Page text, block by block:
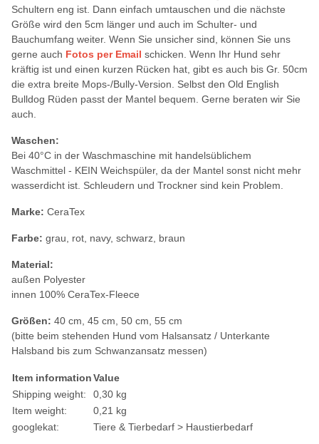
Schultern eng ist. Dann einfach umtauschen und die nächste
Größe wird den 5cm länger und auch im Schulter- und
Bauchumfang weiter. Wenn Sie unsicher sind, können Sie uns
gerne auch Fotos per Email schicken. Wenn Ihr Hund sehr
kräftig ist und einen kurzen Rücken hat, gibt es auch bis Gr. 50cm
die extra breite Mops-/Bully-Version. Selbst den Old English
Bulldog Rüden passt der Mantel bequem. Gerne beraten wir Sie
auch.
Waschen:
Bei 40°C in der Waschmaschine mit handelsüblichem
Waschmittel - KEIN Weichspüler, da der Mantel sonst nicht mehr
wasserdicht ist. Schleudern und Trockner sind kein Problem.
Marke: CeraTex
Farbe: grau, rot, navy, schwarz, braun
Material:
außen Polyester
innen 100% CeraTex-Fleece
Größen: 40 cm, 45 cm, 50 cm, 55 cm
(bitte beim stehenden Hund vom Halsansatz / Unterkante
Halsband bis zum Schwanzansatz messen)
Item informationValue
Shipping weight:
0,30 kg
Item weight:
0,21 kg
googlekat:
Tiere & Tierbedarf > Haustierbedarf